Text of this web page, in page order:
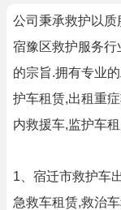
公司秉承救护以
宿豫区救护服务行
的宗旨.拥有专业
护车租赁,出租重
内救援车,监护车
1、宿迁市救护车
急救车租赁,救治